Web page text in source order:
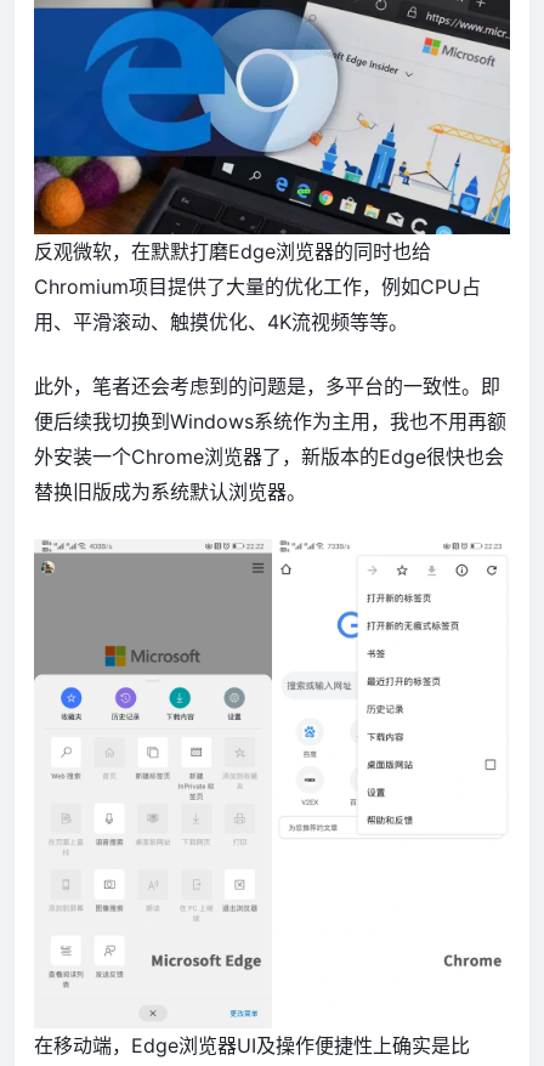
反观微软，在默默打磨Edge浏览器的同时也给
Chromium项目提供了大量的优化工作，例如CPU占
用、平滑滚动、触摸优化、4K流视频等等。
此外，笔者还会考虑到的问题是，多平台的一致性。即
便后续我切换到Windows系统作为主用，我也不用再额
外安装一个Chrome浏览器了，新版本的Edge很快也会
替换旧版成为系统默认浏览器。
在移动端，Edge浏览器UI及操作便捷性上确实是比